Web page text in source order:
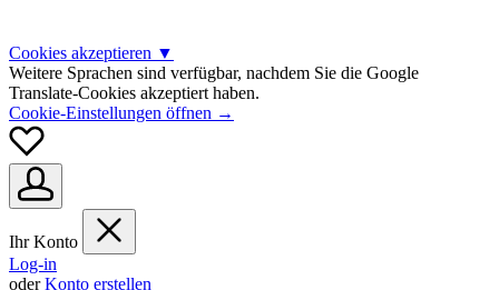
Cookies akzeptieren ▼
Weitere Sprachen sind verfügbar, nachdem Sie die Google
Translate-Cookies akzeptiert haben.
Cookie-Einstellungen öffnen →
Ihr Konto
Log-in
oderKonto erstellen